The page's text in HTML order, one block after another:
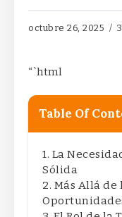
octubre 26, 2025
“`html
Table Of
La
Sólida
Más Allá de